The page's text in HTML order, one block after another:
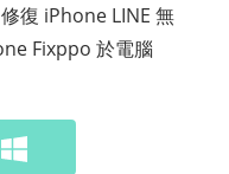
復 iPhone LINE 無
Fixppo 於電腦